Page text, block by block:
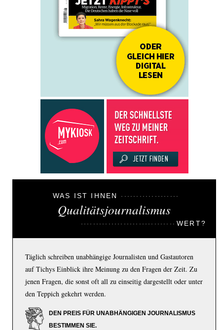
WAS IST IHNEN
Qualitätsjournalismus
WERT?
Täglich schreiben unabhängige Journalisten und Gastautoren
auf Tichys Einblick ihre Meinung zu den Fragen der Zeit. Zu
jenen Fragen, die sonst oft all zu einseitig dargestellt oder unter
den Teppich gekehrt werden.
DEN PREIS FÜR UNABHÄNGIGEN JOURNALISMUS
BESTIMMEN SIE.